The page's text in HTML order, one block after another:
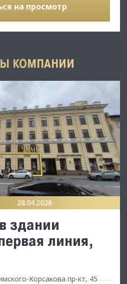
на просмотр
КОМПАНИИ
28.04.2026
здании
линия,
Корсакова пр-кт, 45